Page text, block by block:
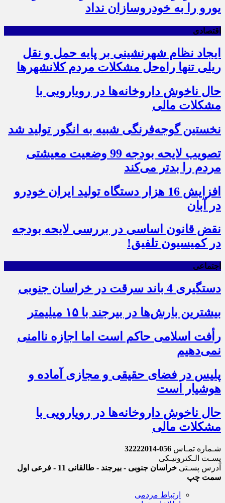
یورو را به خودروسازان نداد
اقتصادی
ایجاد نظام شهرنشینی بر پایه حمل و نقل
ریلی تنها راه‌حل مشکلات مردم کلانشهرها
حال ناخوش داروخانه‌ها در رویارویی با
مشکلات مالی
نخستین گوجه‌فرنگی شبیه به انگور تولید شد
تصویب لایحه بودجه 99 وضعیت معیشتی
مردم را بدتر می‌کند
افزایش 16 هزار دستگاه تولید ایران خودرو
در آبان
نقض قانون اساسی در بررسی لایحه بودجه
در کمیسیون تلفیق!
اجتماعی
دستگیری 4 باند سرقت در خراسان جنوبی
بیشترین بارش‌ها در بیرجند با ۱۵ میلیمتر
رأفت اسلامی حاکم است اما اجازه ناامنی
نمی‌دهیم
پلیس در فضای حقیقی و مجازی آماده و
هوشیار است
حال ناخوش داروخانه‌ها در رویارویی با
مشکلات مالی
شـماره تمـاس 056-32222014
پسـت الـکترونیـکی
آدرس پسـتی
خراسان جنوبی - بیرجند - طالقانی 11 - فرعی اول
سمت چپ
ارتباط مردمی